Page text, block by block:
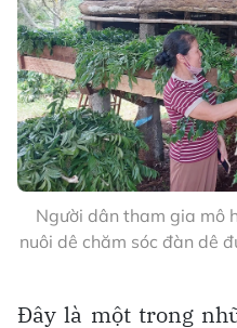
Người dân tham gia mô
nuôi dê chăm sóc đàn dê
Đây là một trong